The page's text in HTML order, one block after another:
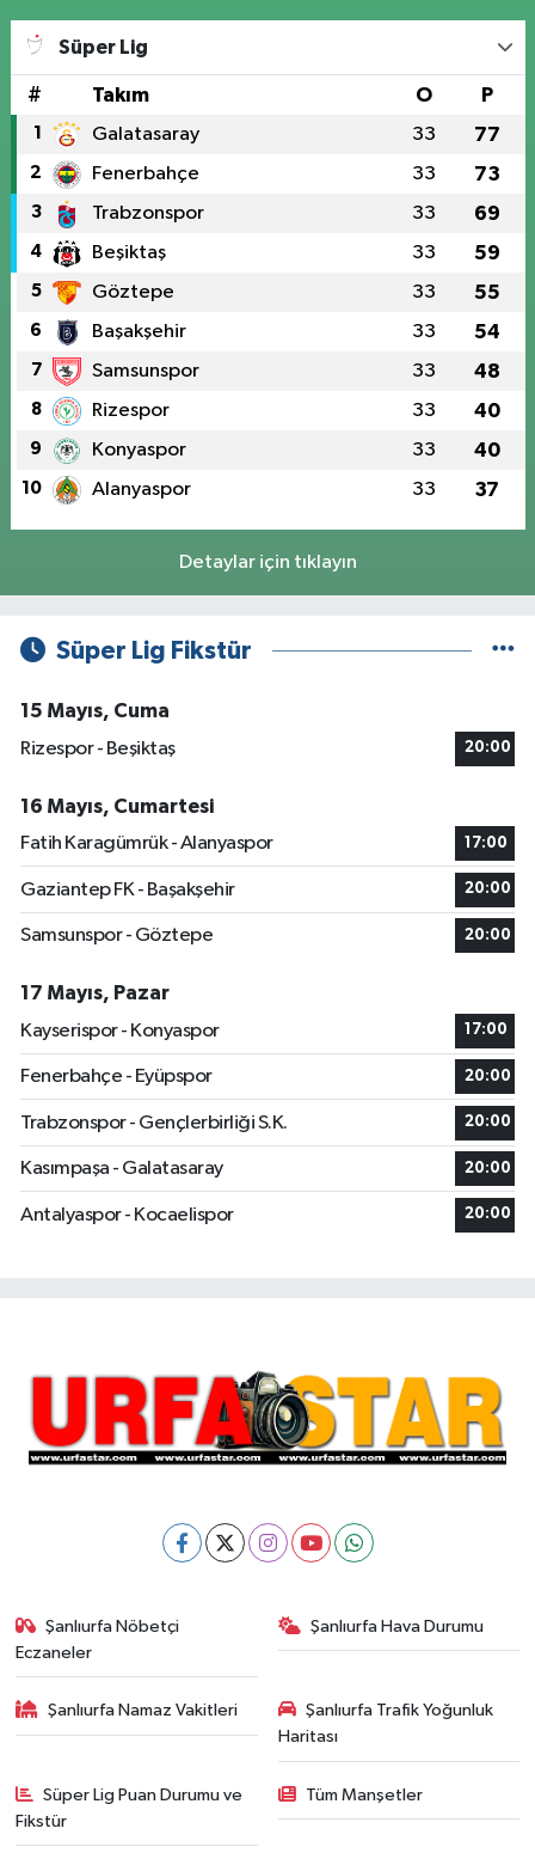
Süper Lig
# Takım O P
1 Galatasaray 33 77
2 Fenerbahçe 33 73
3 Trabzonspor 33 69
4 Beşiktaş 33 59
5 Göztepe 33 55
6 Başakşehir 33 54
7 Samsunspor 33 48
8 Rizespor 33 40
9 Konyaspor 33 40
10 Alanyaspor 33 37
Detaylar için tıklayın
Süper Lig Fikstür
15 Mayıs, Cuma
Rizespor - Beşiktaş
20:00
16 Mayıs, Cumartesi
Fatih Karagümrük - Alanyaspor
17:00
Gaziantep FK - Başakşehir 20:00
Samsunspor - Göztepe 20:00
17 Mayıs, Pazar
Kayserispor - Konyaspor
17:00
Fenerbahçe - Eyüpspor 20:00
Trabzonspor - Gençlerbirliği S.K. 20:00
Kasımpaşa - Galatasaray 20:00
Antalyaspor - Kocaelispor 20:00
Şanlıurfa Nöbetçi
Eczaneler
Şanlıurfa Hava Durumu
Şanlıurfa Namaz Vakitleri
Şanlıurfa Trafik Yoğunluk
Haritası
Süper Lig Puan Durumu ve
Fikstür
Tüm Manşetler